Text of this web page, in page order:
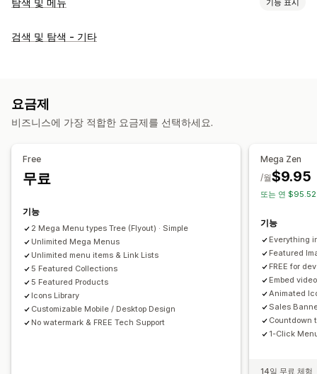
탐색 및 메뉴 기능 표시
메뉴 스타일
검색
맨 위로 스크롤
고정식 탐색 표시줄
색상 및 글꼴
사용자 지정 아이콘
이미지 사이즈
여러 언어
검색 및 탐색 - 기타
요금제
비즈니스에 가장 적합한 요금제를 선택하세요.
Free
무료
기능
2 Mega Menu types Tree (Flyout) · Simple
Unlimited Mega Menus
Unlimited menu items & Link Lists
5 Featured Collections
5 Featured Products
Icons Library
Customizable Mobile / Desktop Design
No watermark & FREE Tech Support
Mega Zen
$9.95
/월
또는 연
기능
Everything
Featured
FREE for
Embed
Animated
Sales
Countdown
1-Click
14일 무료 체험